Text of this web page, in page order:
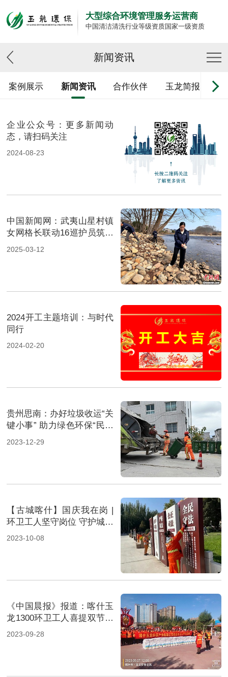
大型综合环境管理服务运营商
中国清洁清洗行业等级资质国家一级资质
新闻资讯
案例展示 新闻资讯 合作伙伴 玉龙简报
企业公众号：更多新闻动
态，请扫码关注
2024-08-23
中国新闻网：武夷山星村镇
女网格长联动16巡护员筑牢
山水土地“防护网”
2025-03-12
2024开工主题培训：与时代
同行
2024-02-20
贵州思南：办好垃圾收运“关
键小事” 助力绿色环保“民生
大事”
2023-12-29
【古城喀什】国庆我在岗 |
环卫工人坚守岗位 守护城市
靓丽风景
2023-10-08
《中国晨报》报道：喀什玉
龙1300环卫工人喜提双节福
利
2023-09-28